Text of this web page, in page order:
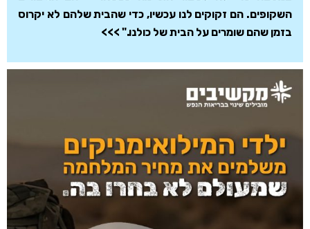
השקופים. הם זקוקים לנו עכשיו, כדי שהבית שלהם לא יקרוס
בזמן שהם שומרים על הבית של כולנו." >>>